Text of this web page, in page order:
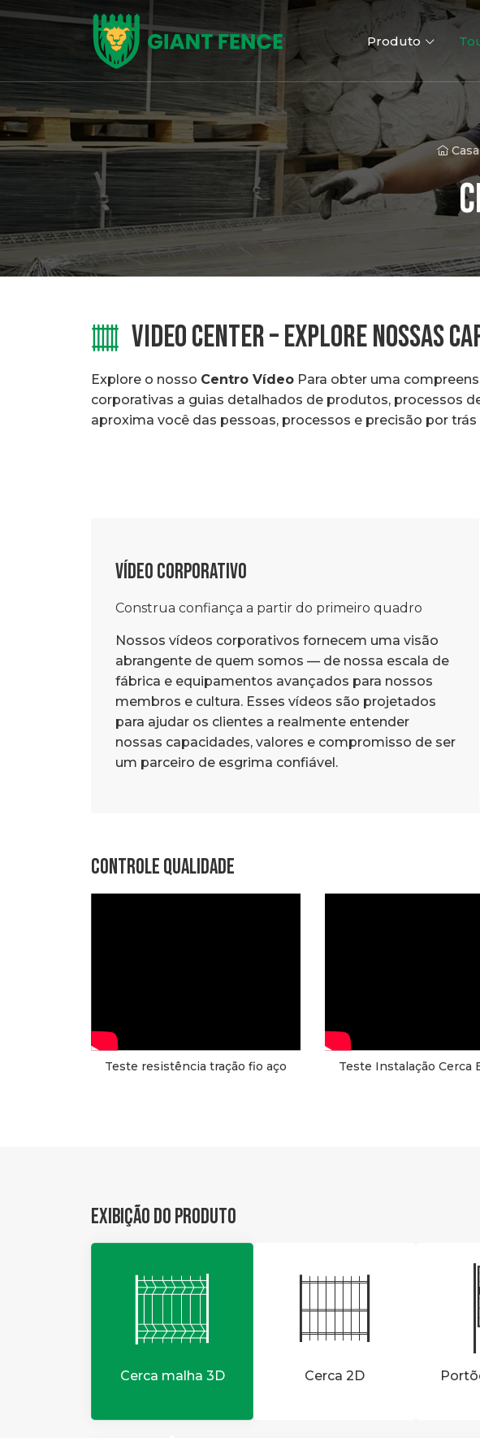
Produto
Cerca 3D
Casa
VIDEO CENTER – EXPLORE NOSSAS
Explore o nosso Centro Vídeo Para obter uma
corporativas a guias detalhados de produtos, processos
aproxima você das pessoas, processos e precisão por
Vídeo Corporativo
Construa confiança a partir do primeiro quadro
Nossos vídeos corporativos fornecem uma visão
abrangente de quem somos — de nossa escala de
fábrica e equipamentos avançados para nossos
membros e cultura. Esses vídeos são projetados
para ajudar os clientes a realmente entender
nossas capacidades, valores e compromisso de ser
um parceiro de esgrima confiável.
Controle qualidade
Teste resistência tração fio aço Teste Instalação Cerca
Exibição do produto
Cerca malha 3D Cerca 2D